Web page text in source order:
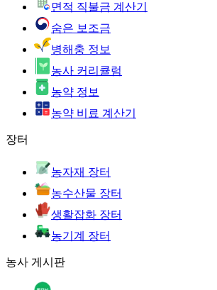
면적 직불금 계산기
숨은 보조금
병해충 정보
농사 커리큘럼
농약 정보
농약 비료 계산기
장터
농자재 장터
농수산물 장터
생활잡화 장터
농기계 장터
농사 게시판